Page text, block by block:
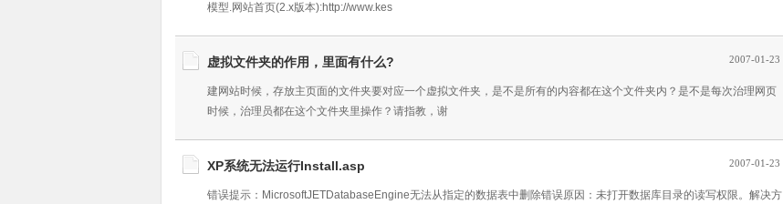
模型.网站首页(2.x版本):http://www.kes
虚拟文件夹的作用，里面有什么? 2007-01-23
建网站时候，存放主页面的文件夹要对应一个虚拟文件夹，是不是所有的内容都在这个文件夹内？是不是每次治理网页
时候，治理员都在这个文件夹里操作？请指教，谢
XP系统无法运行Install.asp 2007-01-23
错误提示：MicrosoftJETDatabaseEngine无法从指定的数据表中删除错误原因：未打开数据库目录的读写权限。解决方